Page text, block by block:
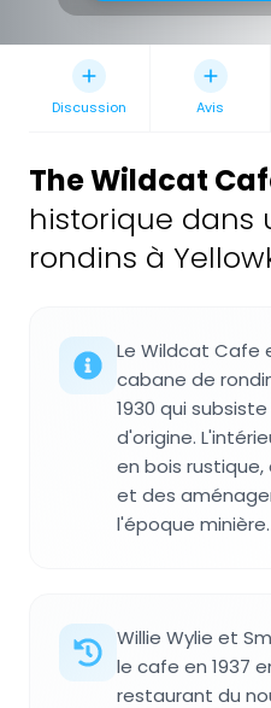
Discussion Avis
The Wildcat
historique dans
rondins à
Le Wildcat Cafe
cabane de
1930 qui
d'origine.
en bois
et des
l'époque minière.
Willie Wylie et
le cafe en 1937
restaurant du